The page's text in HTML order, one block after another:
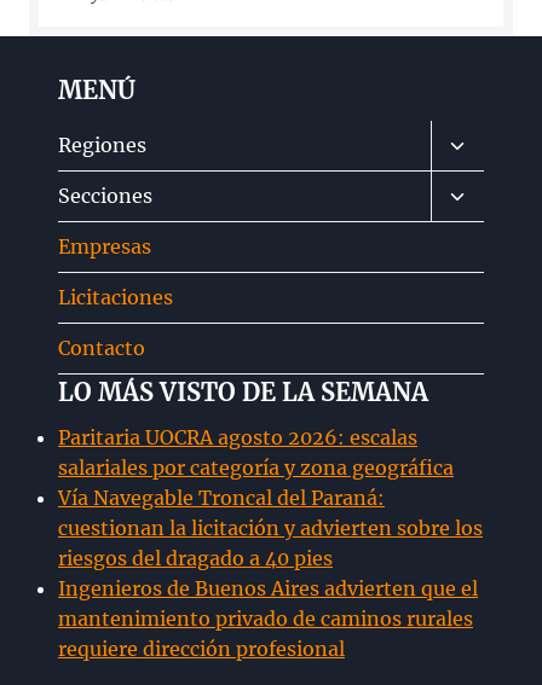
MENÚ
Regiones
Alternar
menú
hijo
Secciones
Alternar
menú
Empresas
Licitaciones
Contacto
LO MÁS VISTO DE LA SEMANA
Paritaria UOCRA agosto 2026: escalas
salariales por categoría y zona geográfica
Vía Navegable Troncal del Paraná:
cuestionan la licitación y advierten sobre los
riesgos del dragado a 40 pies
Ingenieros de Buenos Aires advierten que el
mantenimiento privado de caminos rurales
requiere dirección profesional